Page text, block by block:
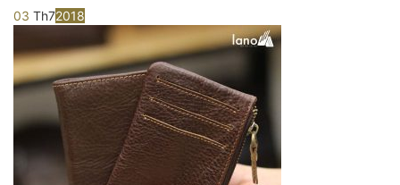
03 Th72018